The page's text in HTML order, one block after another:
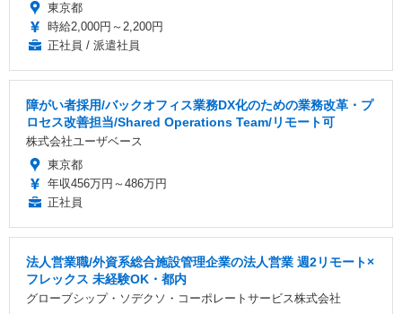
東京都
時給2,000円～2,200円
正社員 / 派遣社員
障がい者採用/バックオフィス業務DX化のための業務改革・プ
ロセス改善担当/Shared Operations Team/リモート可
株式会社ユーザベース
東京都
年収456万円～486万円
正社員
法人営業職/外資系総合施設管理企業の法人営業 週2リモート×
フレックス 未経験OK・都内
グローブシップ・ソデクソ・コーポレートサービス株式会社